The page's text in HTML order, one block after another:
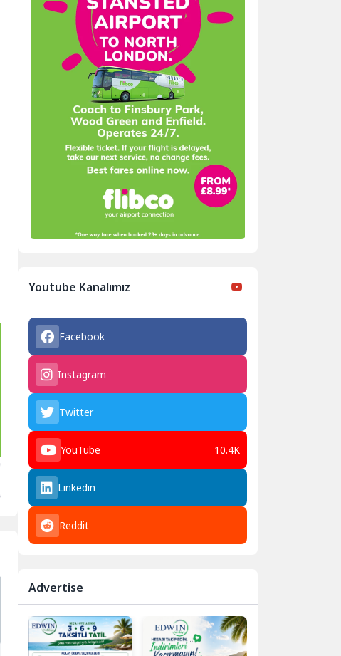
Youtube Kanalımız
Facebook
Instagram
Twitter
YouTube 10.4K
Linkedin
Reddit
Advertise